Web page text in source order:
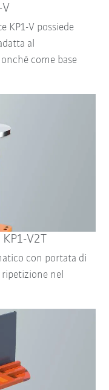
KP1-V possiede
al
come base
V2T
con portata di
nel